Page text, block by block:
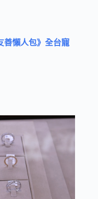
善懶人包》全台寵